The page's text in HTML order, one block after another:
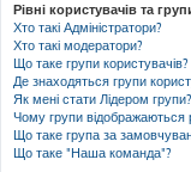
Рівні користувачів та
Хто такі Адміністратори?
Хто такі модератори?
Що таке групи користувачів?
Де знаходяться групи
Як мені стати Лідером групи?
Чому групи відображаються
Що таке група за
Що таке "Наша команда"?